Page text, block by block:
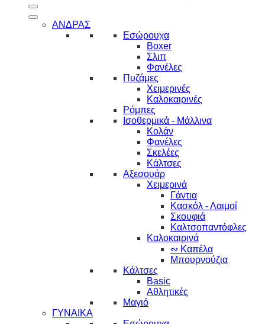
ΑΝΔΡΑΣ
Εσώρουχα
Boxer
Σλιπ
Φανέλες
Πυζάμες
Χειμερινές
Καλοκαιρινές
Ρόμπες
Ισοθερμικά - Μάλλινα
Κολάν
Φανέλες
Σκελέες
Κάλτσες
Αξεσουάρ
Χειμερινά
Γάντια
Κασκόλ - Λαιμοί
Σκουφιά
Καλτσοπαντόφλες
Καλοκαιρινά
∾ Καπέλα
Μπουρνούζια
Κάλτσες
Basic
Αθλητικές
Μαγιό
ΓΥΝΑΙΚΑ